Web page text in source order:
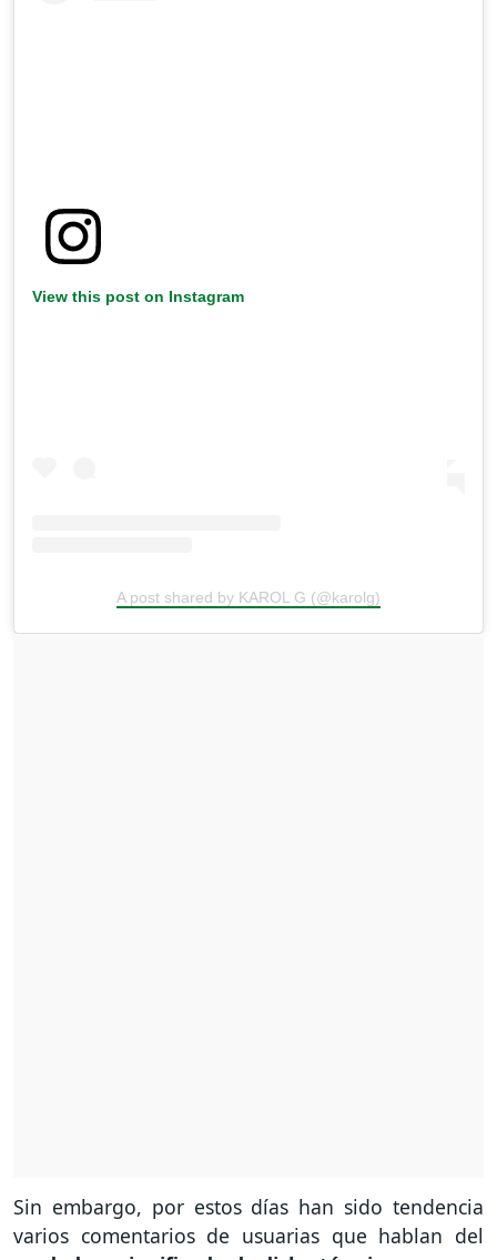
View this post on Instagram
A post shared by KAROL G (@karolg)
Sin embargo, por estos días han sido tendencia
varios comentarios de usuarias que hablan del